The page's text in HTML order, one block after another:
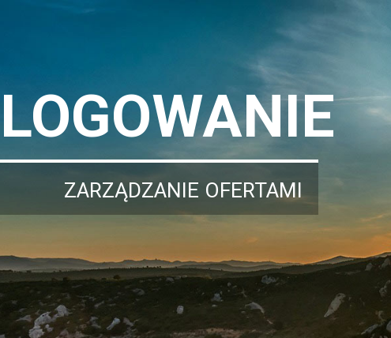
LOGOWANIE
ZARZĄDZANIE OFERTAMI